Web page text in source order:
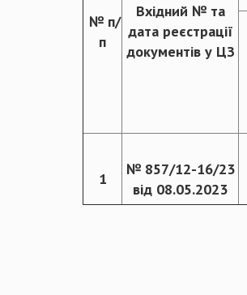
№ п/
п
Вхідний № та
дата реєстрації
документів у ЦЗ
1
№ 857/12-16/23
від 08.05.2023